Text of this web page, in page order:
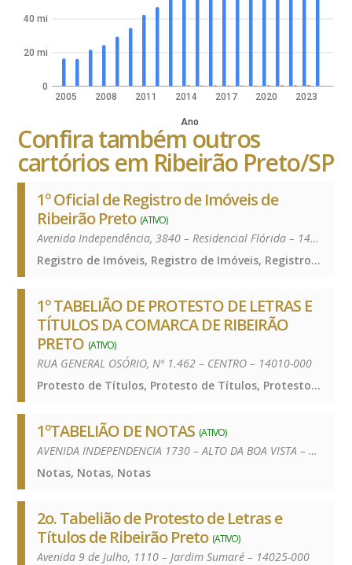
2005 2008 2011 2014 2017 2020 2023
Ano
0
20 mi
40 mi
Confira também outros
cartórios em Ribeirão Preto/SP
1º Oficial de Registro de Imóveis de
Ribeirão Preto (ATIVO)
Avenida Independência, 3840 – Residencial Flórida – 14026-160
Registro de Imóveis, Registro de Imóveis, Registro de Imóveis
1º TABELIÃO DE PROTESTO DE LETRAS E
TÍTULOS DA COMARCA DE RIBEIRÃO
PRETO (ATIVO)
RUA GENERAL OSÓRIO, Nº 1.462 – CENTRO – 14010-000
Protesto de Títulos, Protesto de Títulos, Protesto de Títulos
1ºTABELIÃO DE NOTAS (ATIVO)
AVENIDA INDEPENDENCIA 1730 – ALTO DA BOA VISTA – 14025-393
Notas, Notas, Notas
2o. Tabelião de Protesto de Letras e
Títulos de Ribeirão Preto (ATIVO)
Avenida 9 de Julho, 1110 – Jardim Sumaré – 14025-000